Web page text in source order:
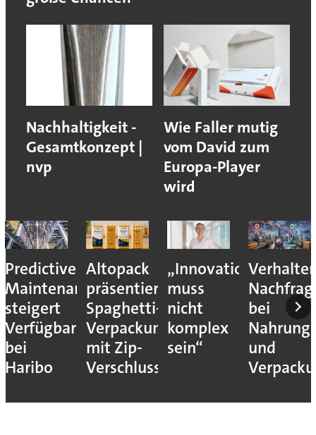
Nachhaltigkeit -
Gesamtkonzept |
nvp
Wie Faller mutig
vom David zum
Europa-Player
wird
Predictive
Maintenance
steigert
Verfügbarkeit
bei
Haribo
Altopack
präsentiert
Spaghetti-
Verpackung
mit Zip-
Verschluss
„Innovation
muss
nicht
komplex
sein“
bei
und